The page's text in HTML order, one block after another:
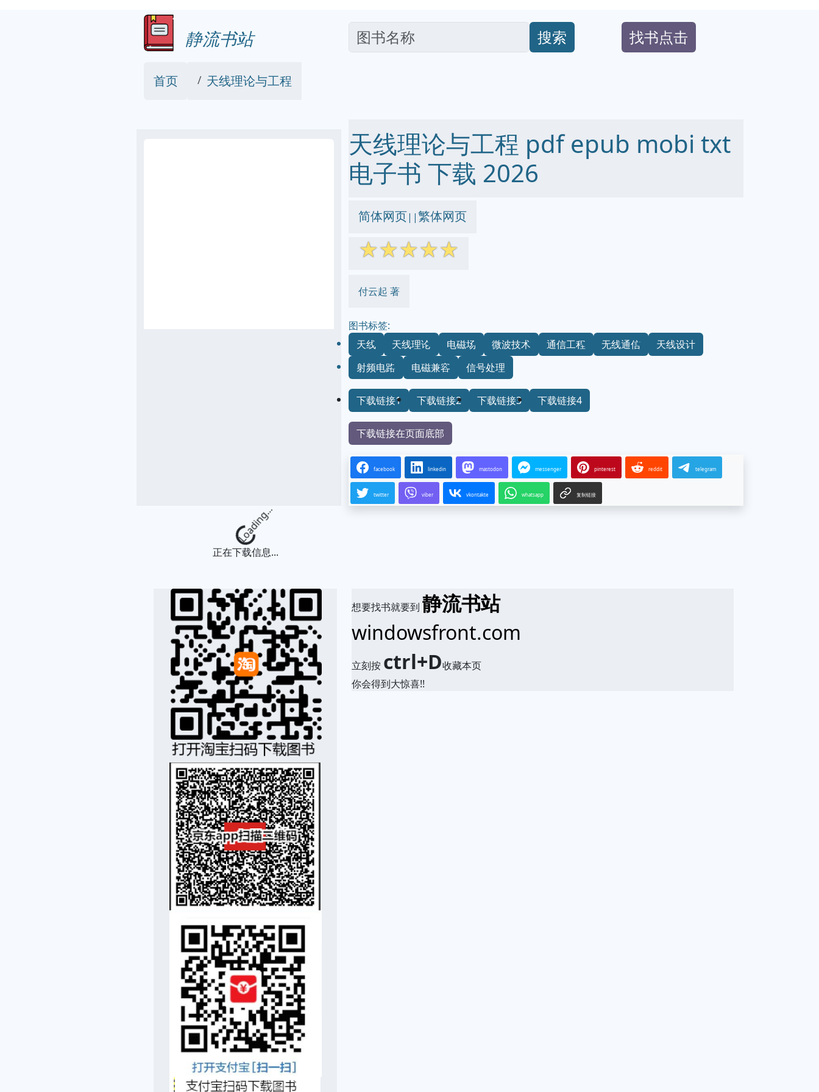
静流书站 搜索 找书点击
首页 天线理论与工程
天线理论与工程 pdf epub mobi txt
电子书 下载 2026
简体网页||繁体网页
☆☆☆☆☆
付云起 著
图书标签:
天线
天线理论 电磁场 微波技术 通信工程 无线通信
天线设计
射频电路
电磁兼容 信号处理
下载链接1 下载链接2 下载链接3 下载链接4
下载链接在页面底部
facebook linkedin mastodon messenger pinterest reddit telegram
twitter viber vkontakte whatsapp 复制链接
Loading...
正在下载信息...
想要找书就要到静流书站
windowsfront.com
立刻按 ctrl+D收藏本页
你会得到大惊喜!!